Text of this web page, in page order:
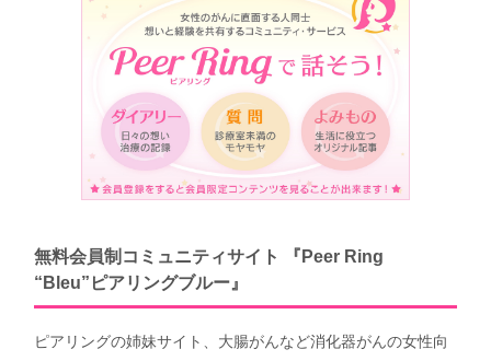
無料会員制コミュニティサイト 『Peer Ring
“Bleu”ピアリングブルー』
ピアリングの姉妹サイト、大腸がんなど消化器がんの女性向